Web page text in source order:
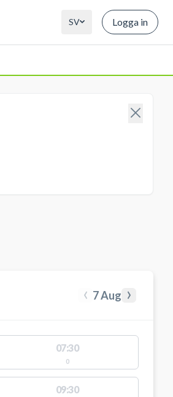
SV Logga in
‹ 7 Aug ›
07:30
0
09:30